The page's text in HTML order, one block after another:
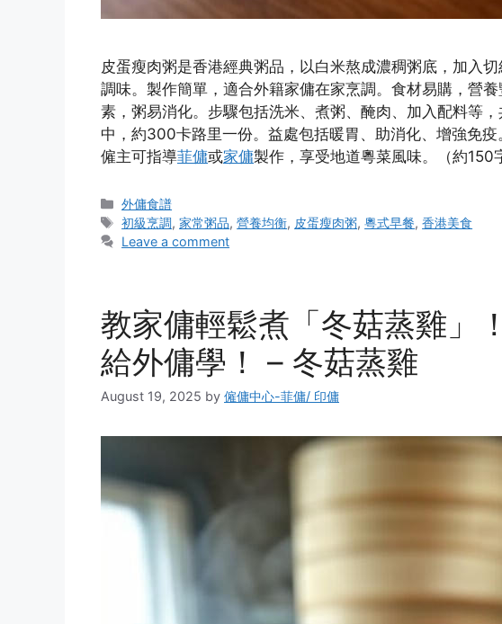
皮蛋瘦肉粥是香港經典粥品，以白米熬成濃稠粥底，加入
調味。製作簡單，適合外籍家傭在家烹調。食材易購，營
素，粥易消化。步驟包括洗米、煮粥、醃肉、加入配料等
中，約300卡路里一份。益處包括暖胃、助消化、增強免疫
僱主可指導菲傭或家傭製作，享受地道粵菜風味。（約150
Categories
外傭食譜
Tags
初級烹調,家常粥品,營養均衡, 皮蛋瘦肉粥,粵式早餐,香港美食
Leave a comment
教家傭輕鬆煮「冬菇蒸雞」
給外傭學！ – 冬菇蒸雞
August 19, 2025 by 僱傭中心-菲傭/ 印傭